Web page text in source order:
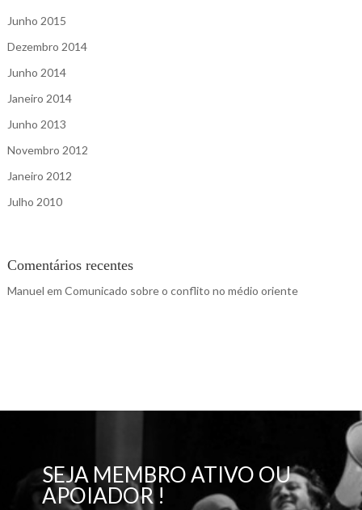
Junho 2015
Dezembro 2014
Junho 2014
Janeiro 2014
Junho 2013
Novembro 2012
Janeiro 2012
Julho 2010
Comentários recentes
Manuel em Comunicado sobre o conflito no médio oriente
SEJA MEMBRO ATIVO OU
APOIADOR !